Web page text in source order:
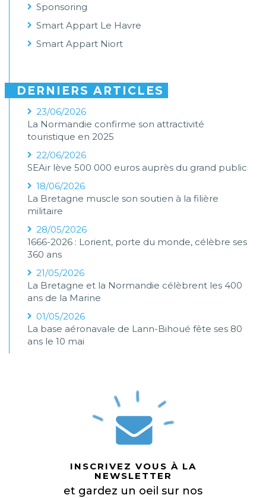
Sponsoring
Smart Appart Le Havre
Smart Appart Niort
DERNIERS ARTICLES
23/06/2026
La Normandie confirme son attractivité
touristique en 2025
22/06/2026
SEAir lève 500 000 euros auprès du grand public
18/06/2026
La Bretagne muscle son soutien à la filière
militaire
28/05/2026
1666-2026 : Lorient, porte du monde, célèbre ses
360 ans
21/05/2026
La Bretagne et la Normandie célèbrent les 400
ans de la Marine
01/05/2026
La base aéronavale de Lann-Bihoué fête ses 80
ans le 10 mai
INSCRIVEZ VOUS À LA
NEWSLETTER
et gardez un oeil sur nos